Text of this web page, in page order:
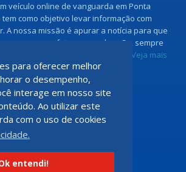
para oferecer melhor
o desempenho,
interage em nosso site
Ao utilizar este
com o uso de cookies
entendi!
veículo online de vanguarda em Ponta
como objetivo levar informação com
A nossa missão é apurar a notícia para que
acesso aos fatos como eles são, sempre
Veja mais
- Sala 102
Rússia